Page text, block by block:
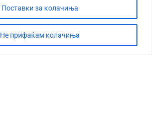
Поставки за колачиња
Не прифаќам колачиња